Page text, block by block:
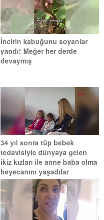
İncirin kabuğunu soyanlar
yandı! Meğer her derde
devaymış
34 yıl sonra tüp bebek
tedavisiyle dünyaya gelen
ikiz kızları ile anne baba olma
heyecanını yaşadılar